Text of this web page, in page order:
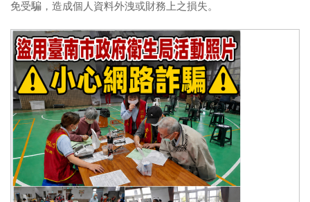
免受騙，造成個人資料外洩或財務上之損失。